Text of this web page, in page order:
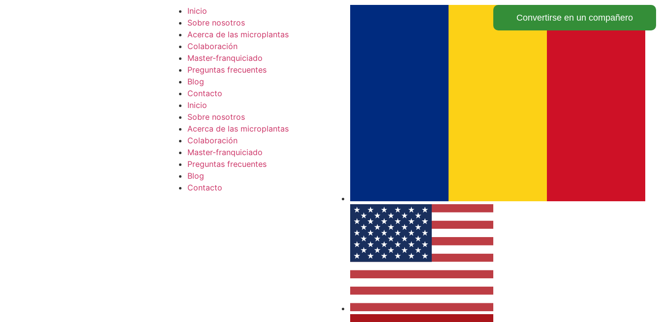
Inicio
Sobre nosotros
Acerca de las microplantas
Colaboración
Master-franquiciado
Preguntas frecuentes
Blog
Contacto
Inicio
Sobre nosotros
Acerca de las microplantas
Colaboración
Master-franquiciado
Preguntas frecuentes
Blog
Contacto
Convertirse en un compañero